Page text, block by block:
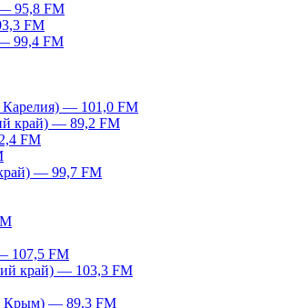
95,8 FM
FM
99,4 FM
Карелия) — 101,0 FM
край) — 89,2 FM
FM
— 99,7 FM
107,5 FM
край) — 103,3 FM
Крым) — 89,3 FM